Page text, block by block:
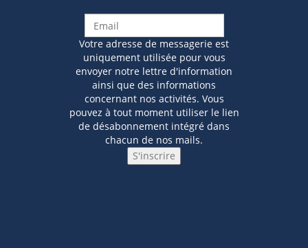
Votre adresse de messagerie est
uniquement utilisée pour vous
envoyer notre lettre d'information
ainsi que des informations
concernant nos activités. Vous
pouvez à tout moment utiliser le lien
de désabonnement intégré dans
chacun de nos mails.